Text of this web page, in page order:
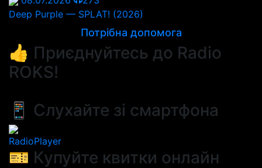
Deep Purple — SPLAT! (2026)
Потрібна допомога
👍 Приєднуйтесь до Radio
ROKS!
📱 Слухайте зі смартфона
RadioPlayer
🎫 Купуйте квитки онлайн